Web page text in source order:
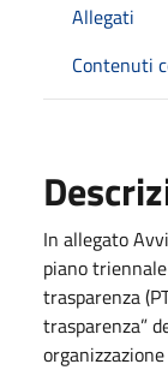
Allegati
Contenuti
In allegato
piano
trasparenza
trasparenza”